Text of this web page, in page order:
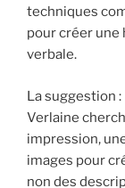
techniques
pour créer une
verbale.
La suggestion
Verlaine
impression,
images pour
non des